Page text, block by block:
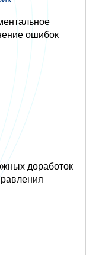
ошибок
доработок